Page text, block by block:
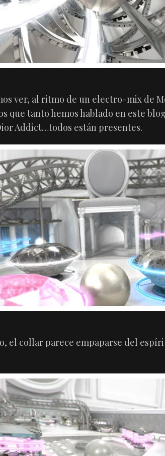
ver, al ritmo de un electro-mix de
que tanto hemos hablado en este
Addict…todos están presentes.
el collar parece empaparse del